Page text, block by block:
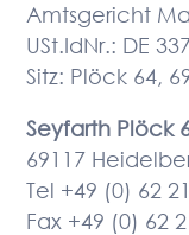
Amtsgericht
USt.IdNr.: DE
Sitz: Plöck 64,
Seyfarth Plöck
69117
Tel +49 (0) 62
Fax +49 (0) 62